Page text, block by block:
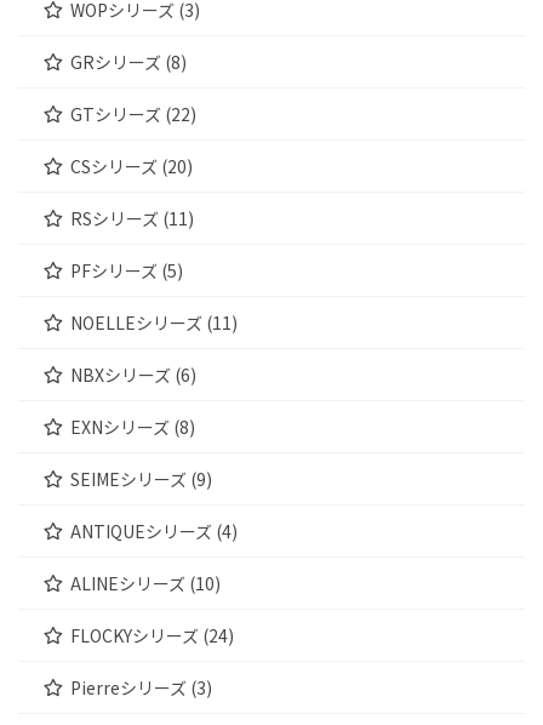
WOPシリーズ (3)
GRシリーズ (8)
GTシリーズ (22)
CSシリーズ (20)
RSシリーズ (11)
PFシリーズ (5)
NOELLEシリーズ (11)
NBXシリーズ (6)
EXNシリーズ (8)
SEIMEシリーズ (9)
ANTIQUEシリーズ (4)
ALINEシリーズ (10)
FLOCKYシリーズ (24)
Pierreシリーズ (3)